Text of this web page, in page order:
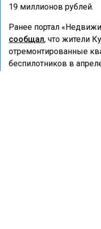
19 миллионов рублей.
Ранее портал
сообщал, что жители
отремонтированные
беспилотников в